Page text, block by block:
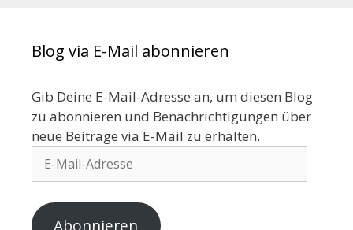
Blog via E-Mail abonnieren
Gib Deine E-Mail-Adresse an, um diesen Blog
zu abonnieren und Benachrichtigungen über
neue Beiträge via E-Mail zu erhalten.
Abonnieren